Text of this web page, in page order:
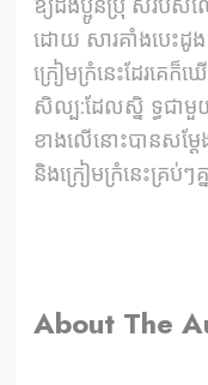
ដោយ សារគាំងបេះដូ
ក្រៀមក្រំនេះដែរគេក៏ឃ
សិល្ប:ដែលសិ្ន ទ្ធជា
ខាងលើនោះបានសម្ត
និងក្រៀមក្រំនេះគ្រប់ៗគ្
About The